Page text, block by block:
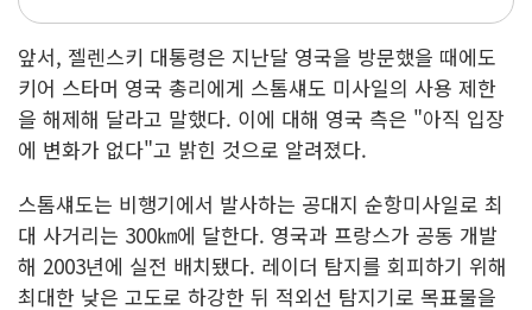
앞서, 젤렌스키 대통령은 지난달 영국을 방문했을 때에도
키어 스타머 영국 총리에게 스톰섀도 미사일의 사용 제한
을 해제해 달라고 말했다. 이에 대해 영국 측은 "아직 입장
에 변화가 없다"고 밝힌 것으로 알려졌다.
스톰섀도는 비행기에서 발사하는 공대지 순항미사일로 최
대 사거리는 300㎞에 달한다. 영국과 프랑스가 공동 개발
해 2003년에 실전 배치됐다. 레이더 탐지를 회피하기 위해
최대한 낮은 고도로 하강한 뒤 적외선 탐지기로 목표물을